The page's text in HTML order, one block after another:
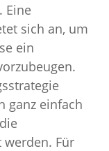
Eine
sich an, um
ein
ganz einfach
Für